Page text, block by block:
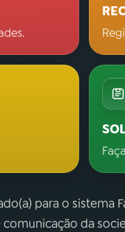
para o sistema
da